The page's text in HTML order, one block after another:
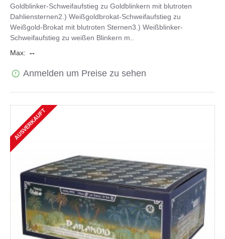
Goldblinker-Schweifaufstieg zu Goldblinkern mit blutroten
Dahliensternen2.) Weißgoldbrokat-Schweifaufstieg zu
Weißgold-Brokat mit blutroten Sternen3.) Weißblinker-
Schweifaufstieg zu weißen Blinkern m..
Max: --
Anmelden um Preise zu sehen
AUSVERKAUFT